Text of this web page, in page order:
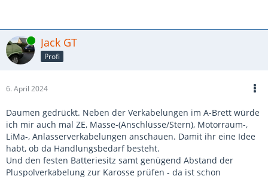
Online Jack GT
Profi
6. April 2024
Daumen gedrückt. Neben der Verkabelungen im A-Brett würde
ich mir auch mal ZE, Masse-(Anschlüsse/Stern), Motorraum-,
LiMa-, Anlasserverkabelungen anschauen. Damit ihr eine Idee
habt, ob da Handlungsbedarf besteht.
Und den festen Batteriesitz samt genügend Abstand der
Pluspolverkabelung zur Karosse prüfen - da ist schon